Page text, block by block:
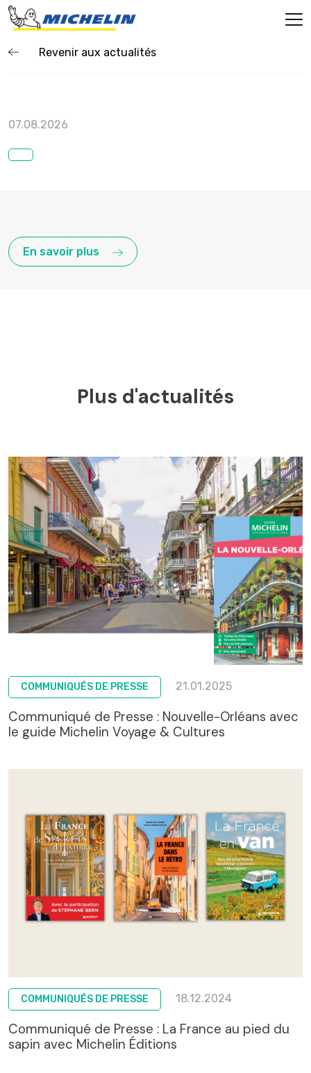
Revenir aux actualités
07.08.2026
En savoir plus
Plus d'actualités
COMMUNIQUÉS DE PRESSE 21.01.2025
Communiqué de Presse : Nouvelle-Orléans avec
le guide Michelin Voyage & Cultures
COMMUNIQUÉS DE PRESSE 18.12.2024
Communiqué de Presse : La France au pied du
sapin avec Michelin Éditions